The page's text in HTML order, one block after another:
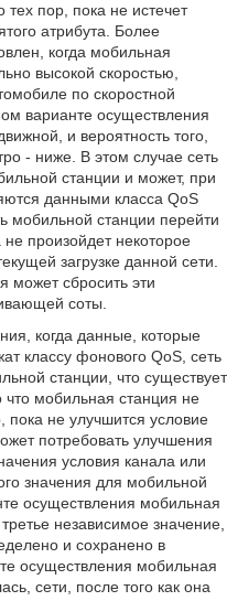
пор, пока не истечет
атрибута. Более
когда мобильная
высокой скоростью,
по скоростной
варианте осуществления
и вероятность того,
- ниже. В этом случае сеть
станции и может, при
данными класса QoS
мобильной станции перейти
произойдет некоторое
загрузке данной сети.
может сбросить эти
соты.
когда данные, которые
классу фонового QoS, сеть
станции, что существует
мобильная станция не
не улучшится условие
потребовать улучшения
условия канала или
значения для мобильной
осуществления мобильная
независимое значение,
и сохранено в
осуществления мобильная
сети, после того как она